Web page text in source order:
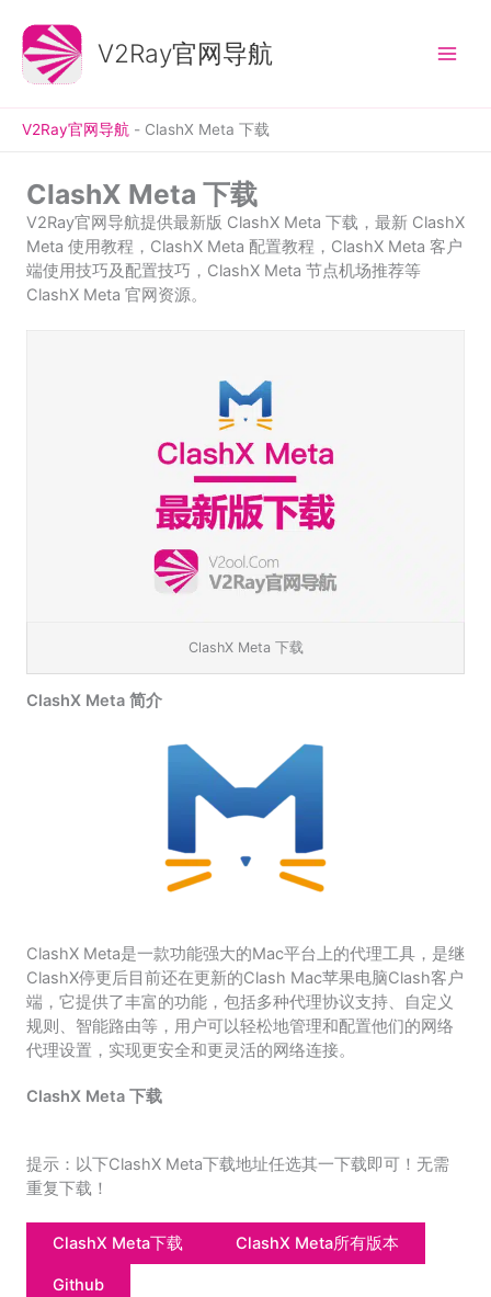
V2Ray官网导航
V2Ray官网导航 - ClashX Meta 下载
ClashX Meta 下载
V2Ray官网导航提供最新版 ClashX Meta 下载，最新 ClashX
Meta 使用教程，ClashX Meta 配置教程，ClashX Meta 客户
端使用技巧及配置技巧，ClashX Meta 节点机场推荐等
ClashX Meta 官网资源。
ClashX Meta 下载
ClashX Meta 简介
ClashX Meta是一款功能强大的Mac平台上的代理工具，是继
ClashX停更后目前还在更新的Clash Mac苹果电脑Clash客户
端，它提供了丰富的功能，包括多种代理协议支持、自定义
规则、智能路由等，用户可以轻松地管理和配置他们的网络
代理设置，实现更安全和更灵活的网络连接。
ClashX Meta 下载
提示：以下ClashX Meta下载地址任选其一下载即可！无需
重复下载！
ClashX Meta下载 ClashX Meta所有版本
Github